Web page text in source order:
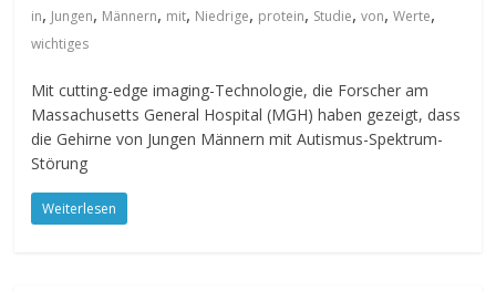
in, Jungen, Männern, mit, Niedrige, protein, Studie,von,Werte,
wichtiges
Mit cutting-edge imaging-Technologie, die Forscher am
Massachusetts General Hospital (MGH) haben gezeigt, dass
die Gehirne von Jungen Männern mit Autismus-Spektrum-
Störung
Weiterlesen